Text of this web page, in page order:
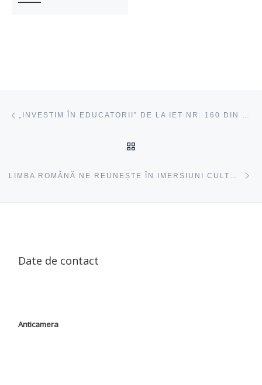
Navigare articole
„INVESTIM ÎN EDUCATORII” DE LA IET NR. 160 DIN CHIȘINĂU
Date de contact
Anticamera